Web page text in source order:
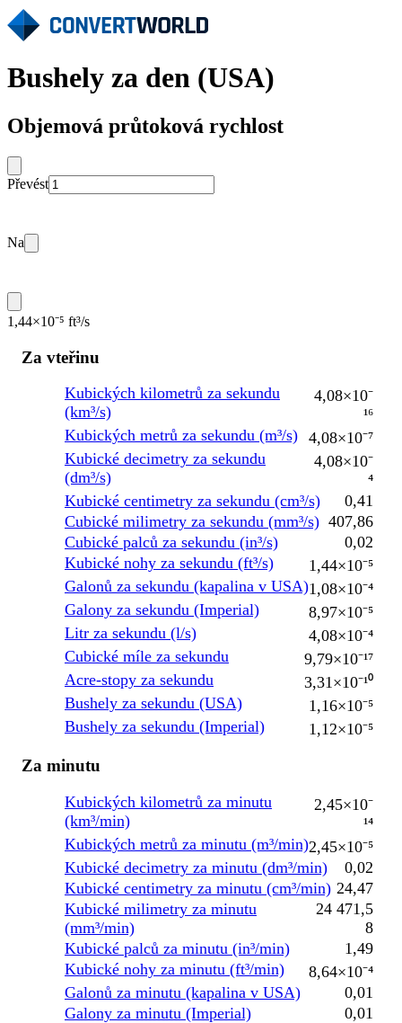
Bushely za den (USA)
Objemová průtoková rychlost
Převést
Na
1,44×10⁻⁵ ft³/s
Za vteřinu
Kubických kilometrů za sekundu
(km³/s)
4,08×10⁻
¹⁶
Kubických metrů za sekundu (m³/s) 4,08×10⁻⁷
Kubické decimetry za sekundu
(dm³/s)
4,08×10⁻
⁴
Kubické centimetry za sekundu (cm³/s)
0,41
Cubické milimetry za sekundu (mm³/s) 407,86
Cubické palců za sekundu (in³/s)
0,02
Kubické nohy za sekundu (ft³/s)
1,44×10⁻⁵
Galonů za sekundu (kapalina v USA)1,08×10⁻⁴
Galony za sekundu (Imperial)
8,97×10⁻⁵
Litr za sekundu (l/s)
4,08×10⁻⁴
Cubické míle za sekundu
9,79×10⁻¹⁷
Acre-stopy za sekundu
3,31×10⁻¹⁰
Bushely za sekundu (USA)
1,16×10⁻⁵
Bushely za sekundu (Imperial)
1,12×10⁻⁵
Za minutu
Kubických kilometrů za minutu
(km³/min)
2,45×10⁻
¹⁴
Kubických metrů za minutu (m³/min)2,45×10⁻⁵
Kubické decimetry za minutu (dm³/min)
0,02
Kubické centimetry za minutu (cm³/min) 24,47
Kubické milimetry za minutu
(mm³/min)
24 471,5
8
Kubické palců za minutu (in³/min)
1,49
Kubické nohy za minutu (ft³/min)
8,64×10⁻⁴
Galonů za minutu (kapalina v USA)
0,01
Galony za minutu (Imperial)
0,01